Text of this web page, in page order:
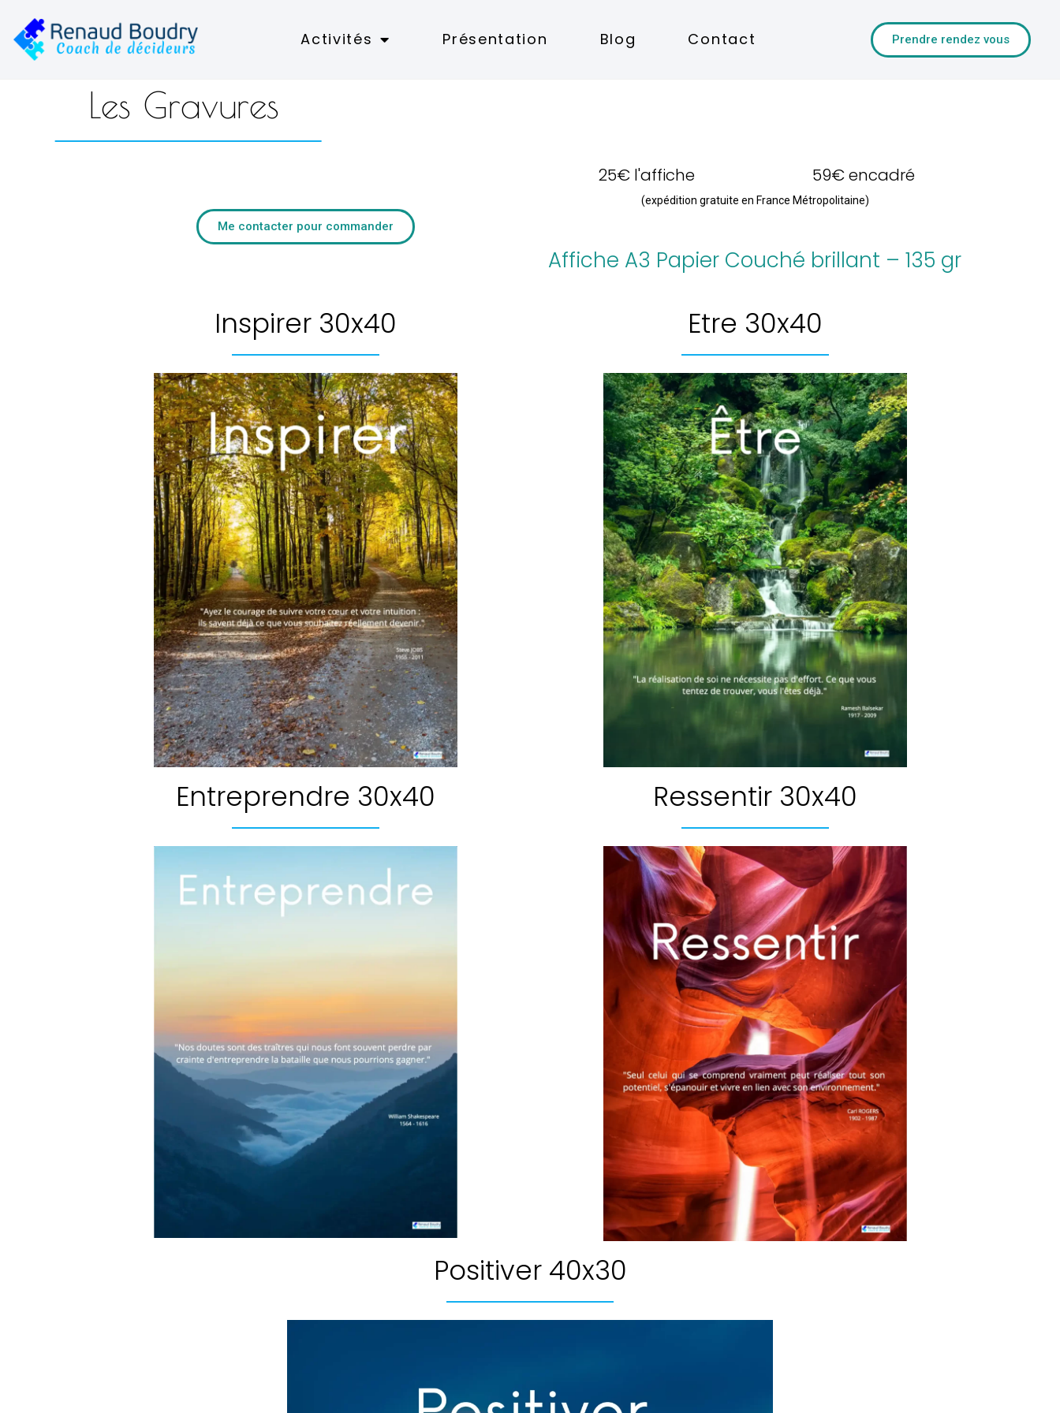
Activités Présentation Blog Contact Prendre rendez vous
Les Gravures
Me contacter pour commander
25€ l'affiche 59€ encadré
(expédition gratuite en France Métropolitaine)
Affiche A3 Papier Couché brillant – 135 gr
Inspirer 30x40 Etre 30x40
Entreprendre 30x40 Ressentir 30x40
Positiver 40x30